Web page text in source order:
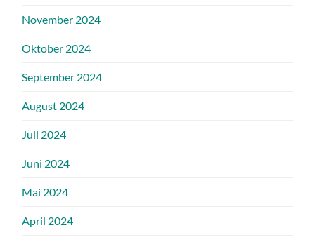
November 2024
Oktober 2024
September 2024
August 2024
Juli 2024
Juni 2024
Mai 2024
April 2024